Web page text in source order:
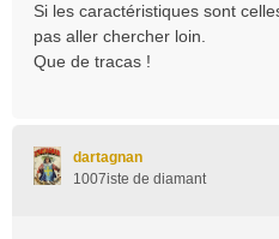
g
e
Si les caractéristiques sont
pas aller chercher loin.
Que de tracas !
dartagnan
1007iste de diamant